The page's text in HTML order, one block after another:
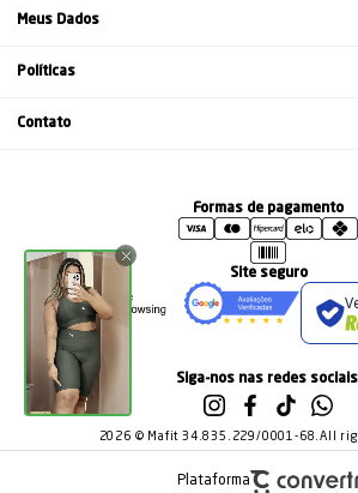
Meus Dados
Políticas
Contato
Formas de pagamento
Site seguro
Siga-nos nas redes
2026 © Mafit 34.835.229/0001-68.All
Plataforma